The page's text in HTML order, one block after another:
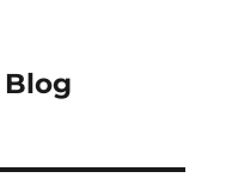
Blog